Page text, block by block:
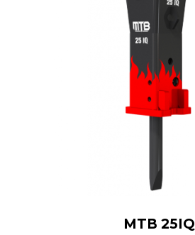
MTB 25IQ